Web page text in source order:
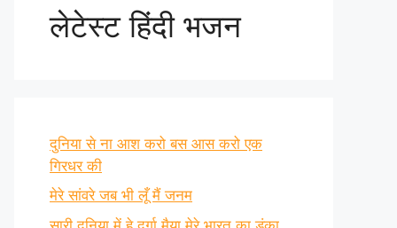
लेटेस्ट हिंदी भजन
दुनिया से ना आश करो बस आस करो एक
गिरधर की
मेरे सांवरे जब भी लूँ मैं जनम